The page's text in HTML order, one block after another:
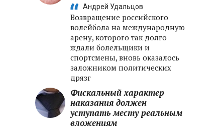
Андрей Удальцов
Возвращение российского
волейбола на международную
арену, которого так долго
ждали болельщики и
спортсмены, вновь оказалось
заложником политических
дрязг
Фискальный характер
наказания должен
уступать месту реальным
вложениям